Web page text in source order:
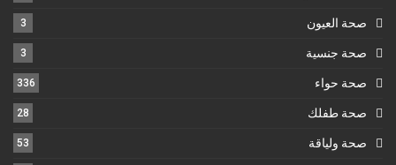
صحة العيون 3
صحة جنسية 3
صحة حواء 336
صحة طفلك 28
صحة ولياقة 53